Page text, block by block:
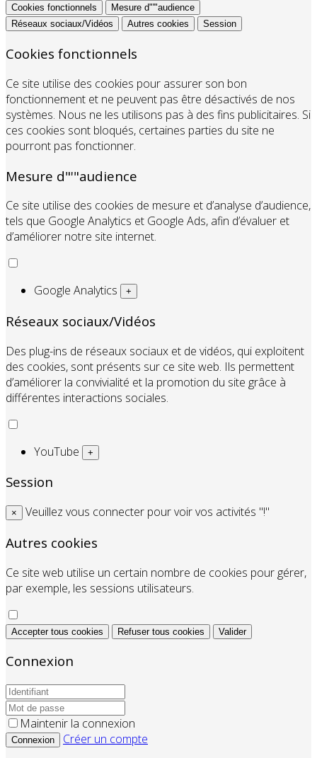
Cookies fonctionnels
Mesure d"'"audience
Réseaux sociaux/Vidéos
Autres cookies Session
Cookies fonctionnels
Ce site utilise des cookies pour assurer son bon
fonctionnement et ne peuvent pas être désactivés de nos
systèmes. Nous ne les utilisons pas à des fins publicitaires. Si
ces cookies sont bloqués, certaines parties du site ne
pourront pas fonctionner.
Mesure d"'"audience
Ce site utilise des cookies de mesure et d’analyse d’audience,
tels que Google Analytics et Google Ads, afin d’évaluer et
d’améliorer notre site internet.
Google Analytics +
Réseaux sociaux/Vidéos
Des plug-ins de réseaux sociaux et de vidéos, qui exploitent
des cookies, sont présents sur ce site web. Ils permettent
d’améliorer la convivialité et la promotion du site grâce à
différentes interactions sociales.
YouTube +
Session
× Veuillez vous connecter pour voir vos activités "!"
Autres cookies
Ce site web utilise un certain nombre de cookies pour gérer,
par exemple, les sessions utilisateurs.
Accepter tous cookies Refuser tous cookies Valider
Connexion
Maintenir la connexion
Connexion
Créer un compte